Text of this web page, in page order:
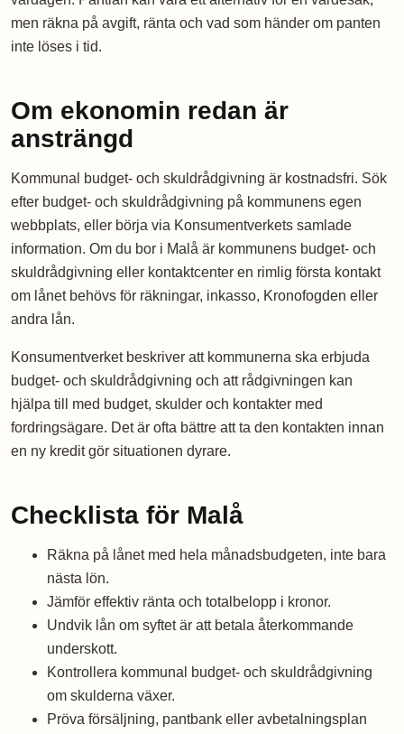
men räkna på avgift, ränta och vad som händer om panten
inte löses i tid.
Om ekonomin redan är
ansträngd
Kommunal budget- och skuldrådgivning är kostnadsfri. Sök
efter budget- och skuldrådgivning på kommunens egen
webbplats, eller börja via Konsumentverkets samlade
information. Om du bor i Malå är kommunens budget- och
skuldrådgivning eller kontaktcenter en rimlig första kontakt
om lånet behövs för räkningar, inkasso, Kronofogden eller
andra lån.
Konsumentverket beskriver att kommunerna ska erbjuda
budget- och skuldrådgivning och att rådgivningen kan
hjälpa till med budget, skulder och kontakter med
fordringsägare. Det är ofta bättre att ta den kontakten innan
en ny kredit gör situationen dyrare.
Checklista för Malå
Räkna på lånet med hela månadsbudgeten, inte bara
nästa lön.
Jämför effektiv ränta och totalbelopp i kronor.
Undvik lån om syftet är att betala återkommande
underskott.
Kontrollera kommunal budget- och skuldrådgivning
om skulderna växer.
Pröva försäljning, pantbank eller avbetalningsplan